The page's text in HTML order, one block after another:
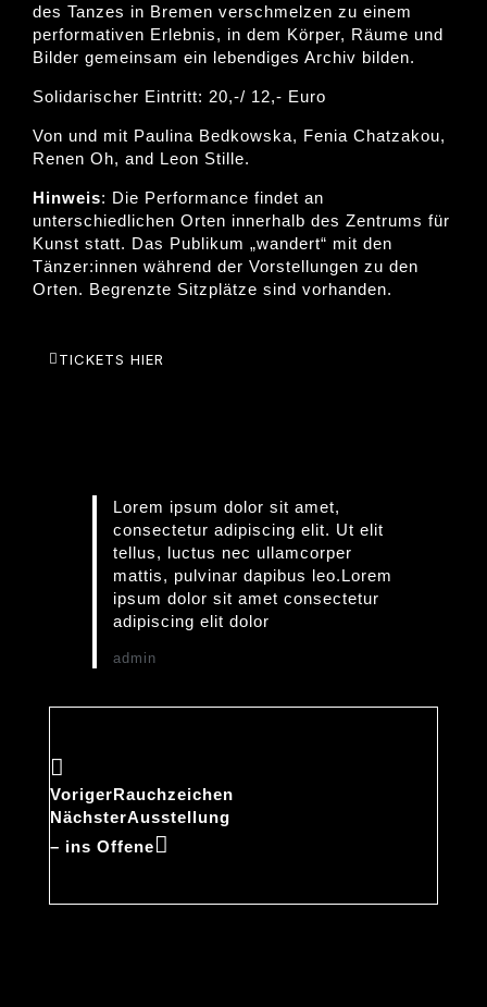
des Tanzes in Bremen verschmelzen zu einem
performativen Erlebnis, in dem Körper, Räume und
Bilder gemeinsam ein lebendiges Archiv bilden.
Solidarischer Eintritt: 20,-/ 12,- Euro
Von und mit Paulina Bedkowska, Fenia Chatzakou,
Renen Oh, and Leon Stille.
Hinweis: Die Performance findet an
unterschiedlichen Orten innerhalb des Zentrums für
Kunst statt. Das Publikum „wandert“ mit den
Tänzer:innen während der Vorstellungen zu den
Orten. Begrenzte Sitzplätze sind vorhanden.
TICKETS HIER
Lorem ipsum dolor sit amet,
consectetur adipiscing elit. Ut elit
tellus, luctus nec ullamcorper
mattis, pulvinar dapibus leo.Lorem
ipsum dolor sit amet consectetur
adipiscing elit dolor
admin
VorigerRauchzeichen
NächsterAusstellung
– ins Offene